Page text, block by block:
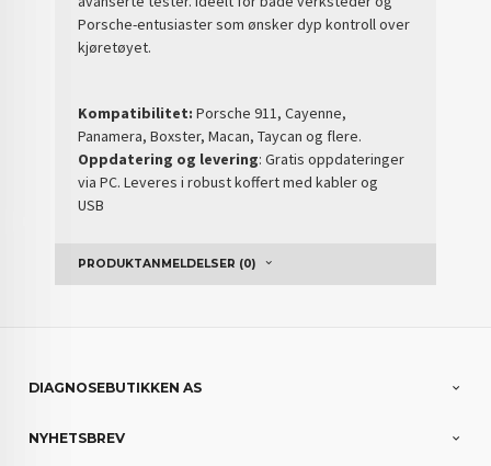
Porsche-entusiaster som ønsker dyp kontroll over
kjøretøyet.
Kompatibilitet: Porsche 911, Cayenne,
Panamera, Boxster, Macan, Taycan og flere.
Oppdatering og levering: Gratis oppdateringer
via PC. Leveres i robust koffert med kabler og
USB
PRODUKTANMELDELSER (0)
DIAGNOSEBUTIKKEN AS
NYHETSBREV